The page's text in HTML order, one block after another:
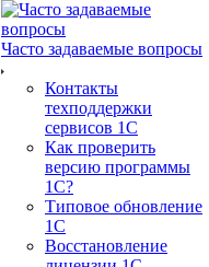
Часто задаваемые вопросы
Контакты
техподдержки
сервисов 1С
Как проверить
версию программы
1С?
Типовое обновление
1С
Восстановление